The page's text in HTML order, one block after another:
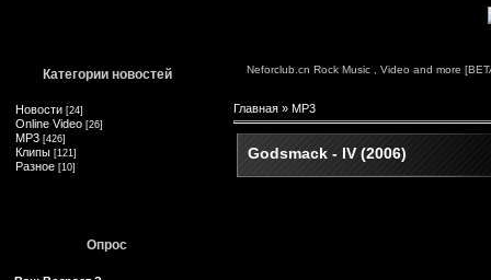
Категории новостей
Новости [24]
Online Video [26]
MP3 [426]
Клипы [121]
Разное [10]
Опрос
Neforclub.cn Rock Music , Video and more
Главная » MP3
Godsmack - IV (2006)